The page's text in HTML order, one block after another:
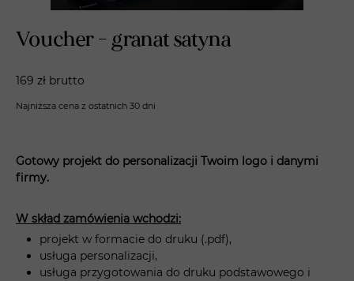
Najniższa cena z ostatnich 30 dni
Gotowy projekt do personalizacji Twoim logo i danymi
firmy.
W skład zamówienia wchodzi:
projekt w formacie do druku (.pdf),
usługa personalizacji,
usługa przygotowania do druku podstawowego i
Voucher - granat satyna
169 zł brutto